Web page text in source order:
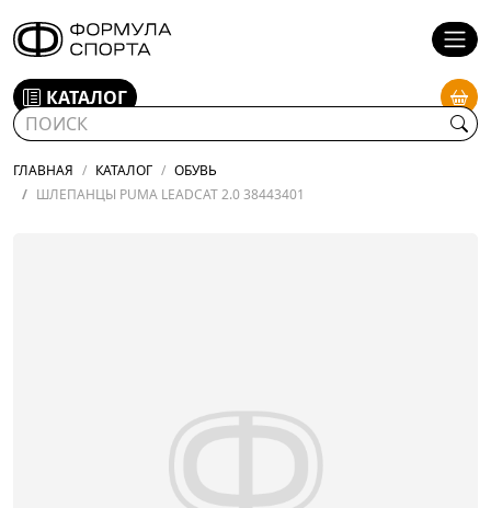
КАТАЛОГ
ГЛАВНАЯ КАТАЛОГ
ОБУВЬ
ШЛЕПАНЦЫ PUMA LEADCAT 2.0 38443401